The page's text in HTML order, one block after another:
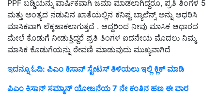
PPF ಬಡ್ಡಿಯನ್ನು ವಾರ್ಷಿಕವಾಗಿ ಜಮಾ ಮಾಡಲಾಗಿದ್ದರೂ, ಪ್ರತಿ ತಿಂಗಳ 5
ಮತ್ತು ಅಂತ್ಯದ ನಡುವಿನ ಖಾತೆಯಲ್ಲಿನ ಕನಿಷ್ಟ ಬ್ಯಾಲೆನ್ಸ್ ಅನ್ನು ಆಧರಿಸಿ
ಮಾಸಿಕವಾಗಿ ಲೆಕ್ಕಹಾಕಲಾಗುತ್ತದೆ . ಆದ್ದರಿಂದ ನೀವು ಮಾಸಿಕ ಆಧಾರದ
ಮೇಲೆ ಕೊಡುಗೆ ನೀಡುತ್ತಿದ್ದರೆ ಪ್ರತಿ ತಿಂಗಳ ಐದನೇಯ ಮೊದಲು ನಿಮ್ಮ
ಮಾಸಿಕ ಕೊಡುಗೆಯನ್ನು ಠೇವಣಿ ಮಾಡುವುದು ಮುಖ್ಯವಾಗಿದೆ
ಇದನ್ನೂ ಓದಿ: ಪಿಎಂ ಕಿಸಾನ್ ಸ್ಟೇಟಸ್ ತಿಳಿಯಲು ಇಲ್ಲಿ ಕ್ಲಿಕ್ ಮಾಡಿ
ಪಿಎಂ ಕಿಸಾನ್ ಸಮ್ಮಾನ್ ಯೋಜನೆಯ 7 ನೇ ಕಂತಿನ ಹಣ ಈ ವಾರ